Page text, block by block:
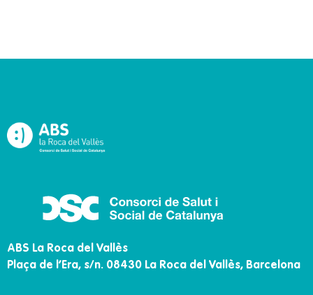
ABS La Roca del Vallès
Plaça de l’Era, s/n. 08430 La Roca del Vallès, Barcelona